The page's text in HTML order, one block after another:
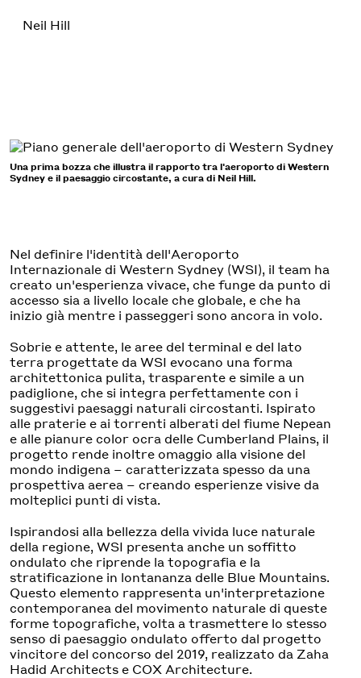
Neil Hill
Una prima bozza che illustra il rapporto tra l'aeroporto di Western
Sydney e il paesaggio circostante, a cura di Neil Hill.
Nel definire l'identità dell'Aeroporto
Internazionale di Western Sydney (WSI), il team ha
creato un'esperienza vivace, che funge da punto di
accesso sia a livello locale che globale, e che ha
inizio già mentre i passeggeri sono ancora in volo.
Sobrie e attente, le aree del terminal e del lato
terra progettate da WSI evocano una forma
architettonica pulita, trasparente e simile a un
padiglione, che si integra perfettamente con i
suggestivi paesaggi naturali circostanti. Ispirato
alle praterie e ai torrenti alberati del fiume Nepean
e alle pianure color ocra delle Cumberland Plains, il
progetto rende inoltre omaggio alla visione del
mondo indigena – caratterizzata spesso da una
prospettiva aerea – creando esperienze visive da
molteplici punti di vista.
Ispirandosi alla bellezza della vivida luce naturale
della regione, WSI presenta anche un soffitto
ondulato che riprende la topografia e la
stratificazione in lontananza delle Blue Mountains.
Questo elemento rappresenta un'interpretazione
contemporanea del movimento naturale di queste
forme topografiche, volta a trasmettere lo stesso
senso di paesaggio ondulato offerto dal progetto
vincitore del concorso del 2019, realizzato da Zaha
Hadid Architects e COX Architecture.